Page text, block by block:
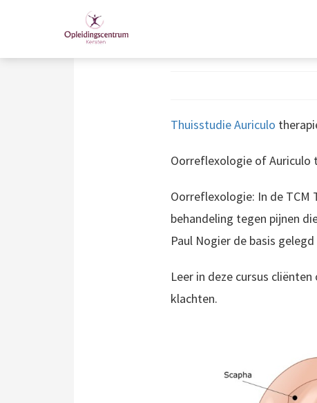
ThuisstudieAuriculo
Oorreflexologie of Auriculo
Oorreflexologie: In de TCM
behandeling tegen pijnen
Paul Nogier de basis
Leer in deze cursus
klachten.